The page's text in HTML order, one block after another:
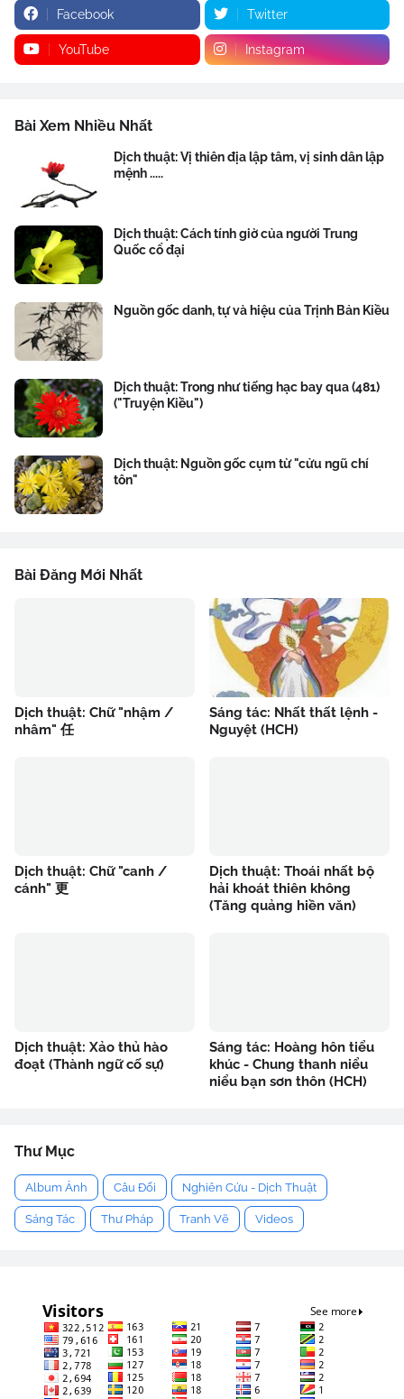
Facebook Twitter
YouTube Instagram
Bài Xem Nhiều Nhất
Dịch thuật: Vị thiên địa lập tâm, vị sinh dân lập
mệnh .....
Dịch thuật: Cách tính giờ của người Trung
Quốc cổ đại
Nguồn gốc danh, tự và hiệu của Trịnh Bản Kiều
Dịch thuật: Trong như tiếng hạc bay qua (481)
("Truyện Kiều")
Dịch thuật: Nguồn gốc cụm từ "cửu ngũ chí
tôn"
Bài Đăng Mới Nhất
Dịch thuật: Chữ "nhậm /
nhâm" 任
Sáng tác: Nhất thất lệnh -
Nguyệt (HCH)
Dịch thuật: Chữ "canh /
cánh" 更
Dịch thuật: Thoái nhất bộ
hải khoát thiên không
(Tăng quảng hiền văn)
Dịch thuật: Xảo thủ hào
đoạt (Thành ngữ cố sự)
Sáng tác: Hoàng hôn tiểu
khúc - Chung thanh niểu
niểu bạn sơn thôn (HCH)
Thư Mục
Album Ảnh Câu Đối Nghiên Cứu - Dịch Thuật
Sáng Tác Thư Pháp Tranh Vẽ Videos